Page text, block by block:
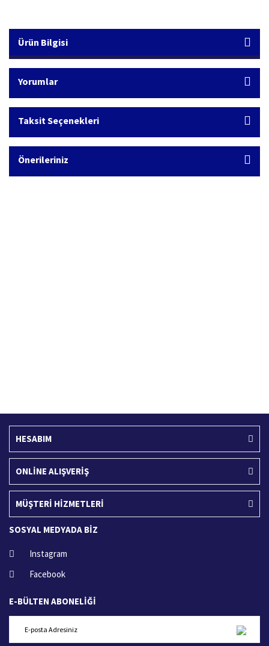
Ürün Bilgisi
Yorumlar
Taksit Seçenekleri
Önerileriniz
HESABIM
ONLİNE ALIŞVERİŞ
MÜŞTERİ HİZMETLERİ
SOSYAL MEDYADA BİZ
Instagram
Facebook
E-BÜLTEN ABONELİĞİ